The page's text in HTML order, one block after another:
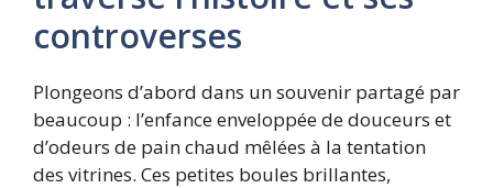
controverses
Plongeons d’abord dans un souvenir partagé par
beaucoup : l’enfance enveloppée de douceurs et
d’odeurs de pain chaud mêlées à la tentation
des vitrines. Ces petites boules brillantes,